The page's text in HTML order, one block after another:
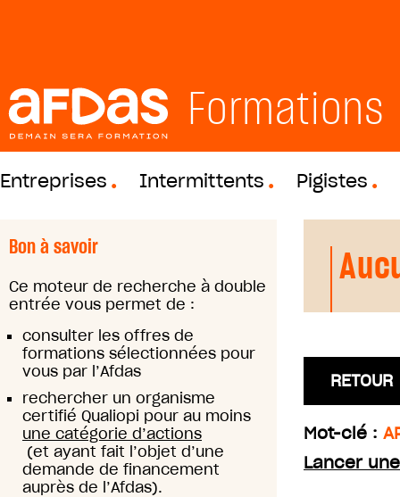
Formations
Entreprises Intermittents Pigistes
Bon à savoir
Ce moteur de recherche à double
entrée vous permet de :
consulter les offres de
formations sélectionnées pour
vous par l’Afdas
rechercher un organisme
certifié Qualiopi pour au moins
une catégorie d’actions
(et ayant fait l’objet d’une
demande de financement
auprès de l’Afdas).
RETOUR
Mot-clé :
Lancer